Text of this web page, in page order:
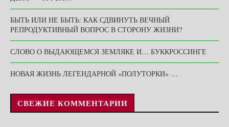
БЫТЬ ИЛИ НЕ БЫТЬ: КАК СДВИНУТЬ ВЕЧНЫЙ
РЕПРОДУКТИВНЫЙ ВОПРОС В СТОРОНУ ЖИЗНИ?
СЛОВО О ВЫДАЮЩЕМСЯ ЗЕМЛЯКЕ И… БУККРОССИНГЕ
НОВАЯ ЖИЗНЬ ЛЕГЕНДАРНОЙ «ПОЛУТОРКИ» …
СВЕЖИЕ КОММЕНТАРИИ